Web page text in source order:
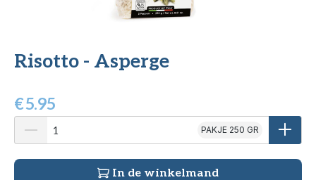
Risotto - Asperge
€5.95
PAKJE 250 GR
In de winkelmand